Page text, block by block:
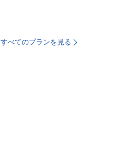
すべてのプランを見る